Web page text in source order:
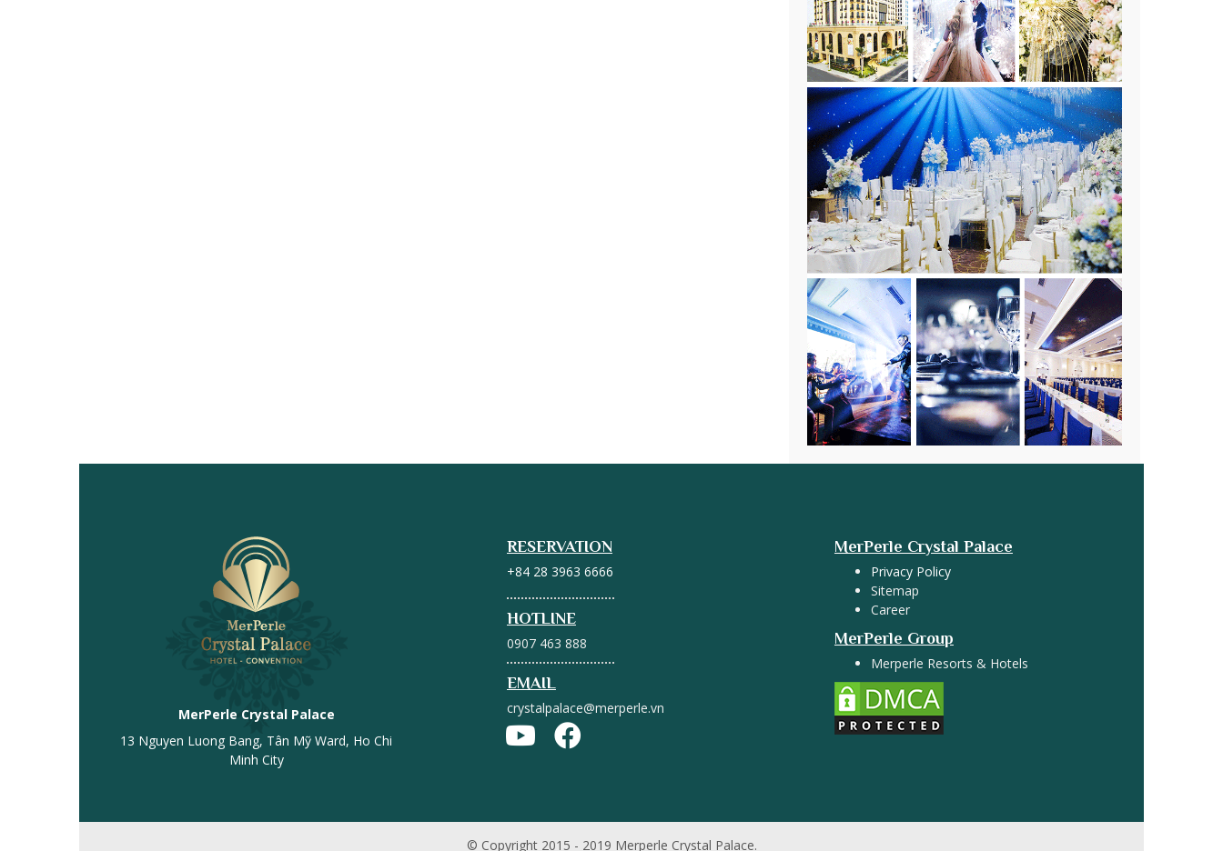
MerPerle Crystal Palace
13 Nguyen Luong Bang, Tân Mỹ Ward, Ho Chi
Minh City
RESERVATION
+84 28 3963 6666
HOTLINE
0907 463 888
EMAIL
crystalpalace@merperle.vn
MerPerle Crystal Palace
Privacy Policy
Sitemap
Career
MerPerle Group
Merperle Resorts & Hotels
© Copyright 2015 - 2019 Merperle Crystal Palace.